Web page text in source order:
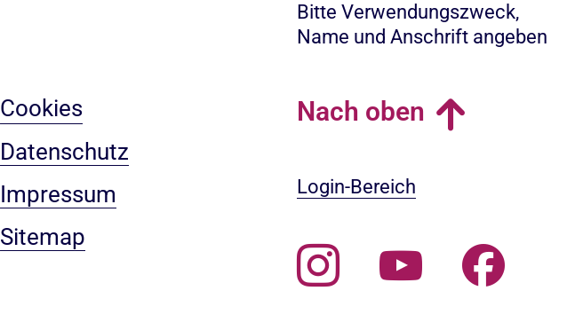
Bitte Verwendungszweck,
Name und Anschrift angeben
Cookies
Datenschutz
Impressum
Sitemap
Nach oben
Login-Bereich